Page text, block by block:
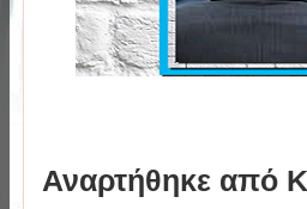
Αναρτήθηκε από